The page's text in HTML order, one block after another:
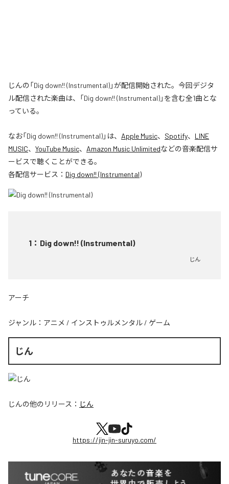
じんの「Dig down!! (Instrumental)」が配信開始された。今回デジタ
ル配信された楽曲は、「Dig down!! (Instrumental)」を含む全1曲とな
っている。
なお「Dig down!! (Instrumental)」は、 Apple Music、 Spotify、 LINE
MUSIC、 YouTube Music、 Amazon Music Unlimitedなどの音楽配信サ
ービスで聴くことができる。
各配信サービス： Dig down!! (Instrumental)
1 ： Dig down!! (Instrumental)
じん
アーチ
ジャンル： アニメ / インストゥルメンタル / ゲーム
じん
じんの他のリリース： じん
https://jin-jin-suruyo.com/